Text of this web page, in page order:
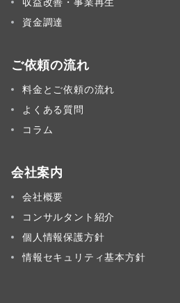
資金調達
ご依頼の流れ
料金とご依頼の流れ
よくある質問
コラム
会社案内
会社概要
コンサルタント紹介
個人情報保護方針
情報セキュリティ基本方針